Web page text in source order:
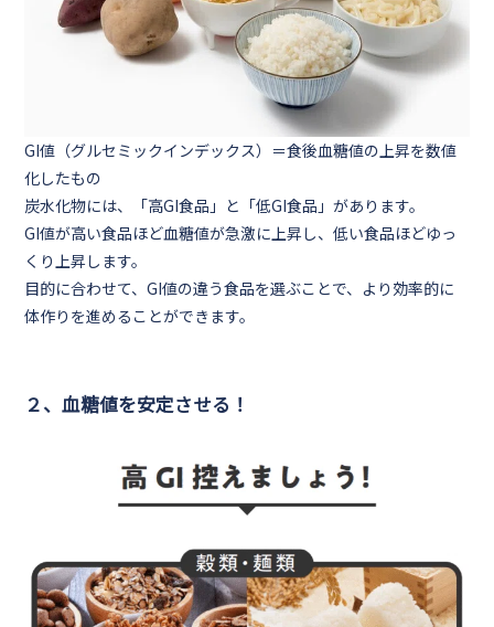
GI値（グルセミックインデックス）＝食後血糖値の上昇を数値
化したもの
炭水化物には、
「高GI食品」 と 「低GI食品」があります。
GI値が高い食品ほど血糖値が急激に上昇し、低い食品ほどゆっ
くり上昇 します。
目的に合わせて、GI値の違う食品を選ぶことで、より効率的に
体作りを進めることができます。
２、血糖値を安定させる！